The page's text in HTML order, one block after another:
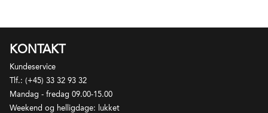
Appellationen inkluderer også hvidvine, som
ligeledes hyppigst er blends af forskellige sorter her
i blandt Grenache Blanc, Rousanne, Clairette og
Bourboulenc. I alt er 13 druesorter tilladt i
Chateauneuf-du-Pape. Særligt rødvinene, som klart
KONTAKT
Kundeservice
Tlf.: (+45) 33 32 93 32
Mandag - fredag 09.00-15.00
Weekend og helligdage: lukket